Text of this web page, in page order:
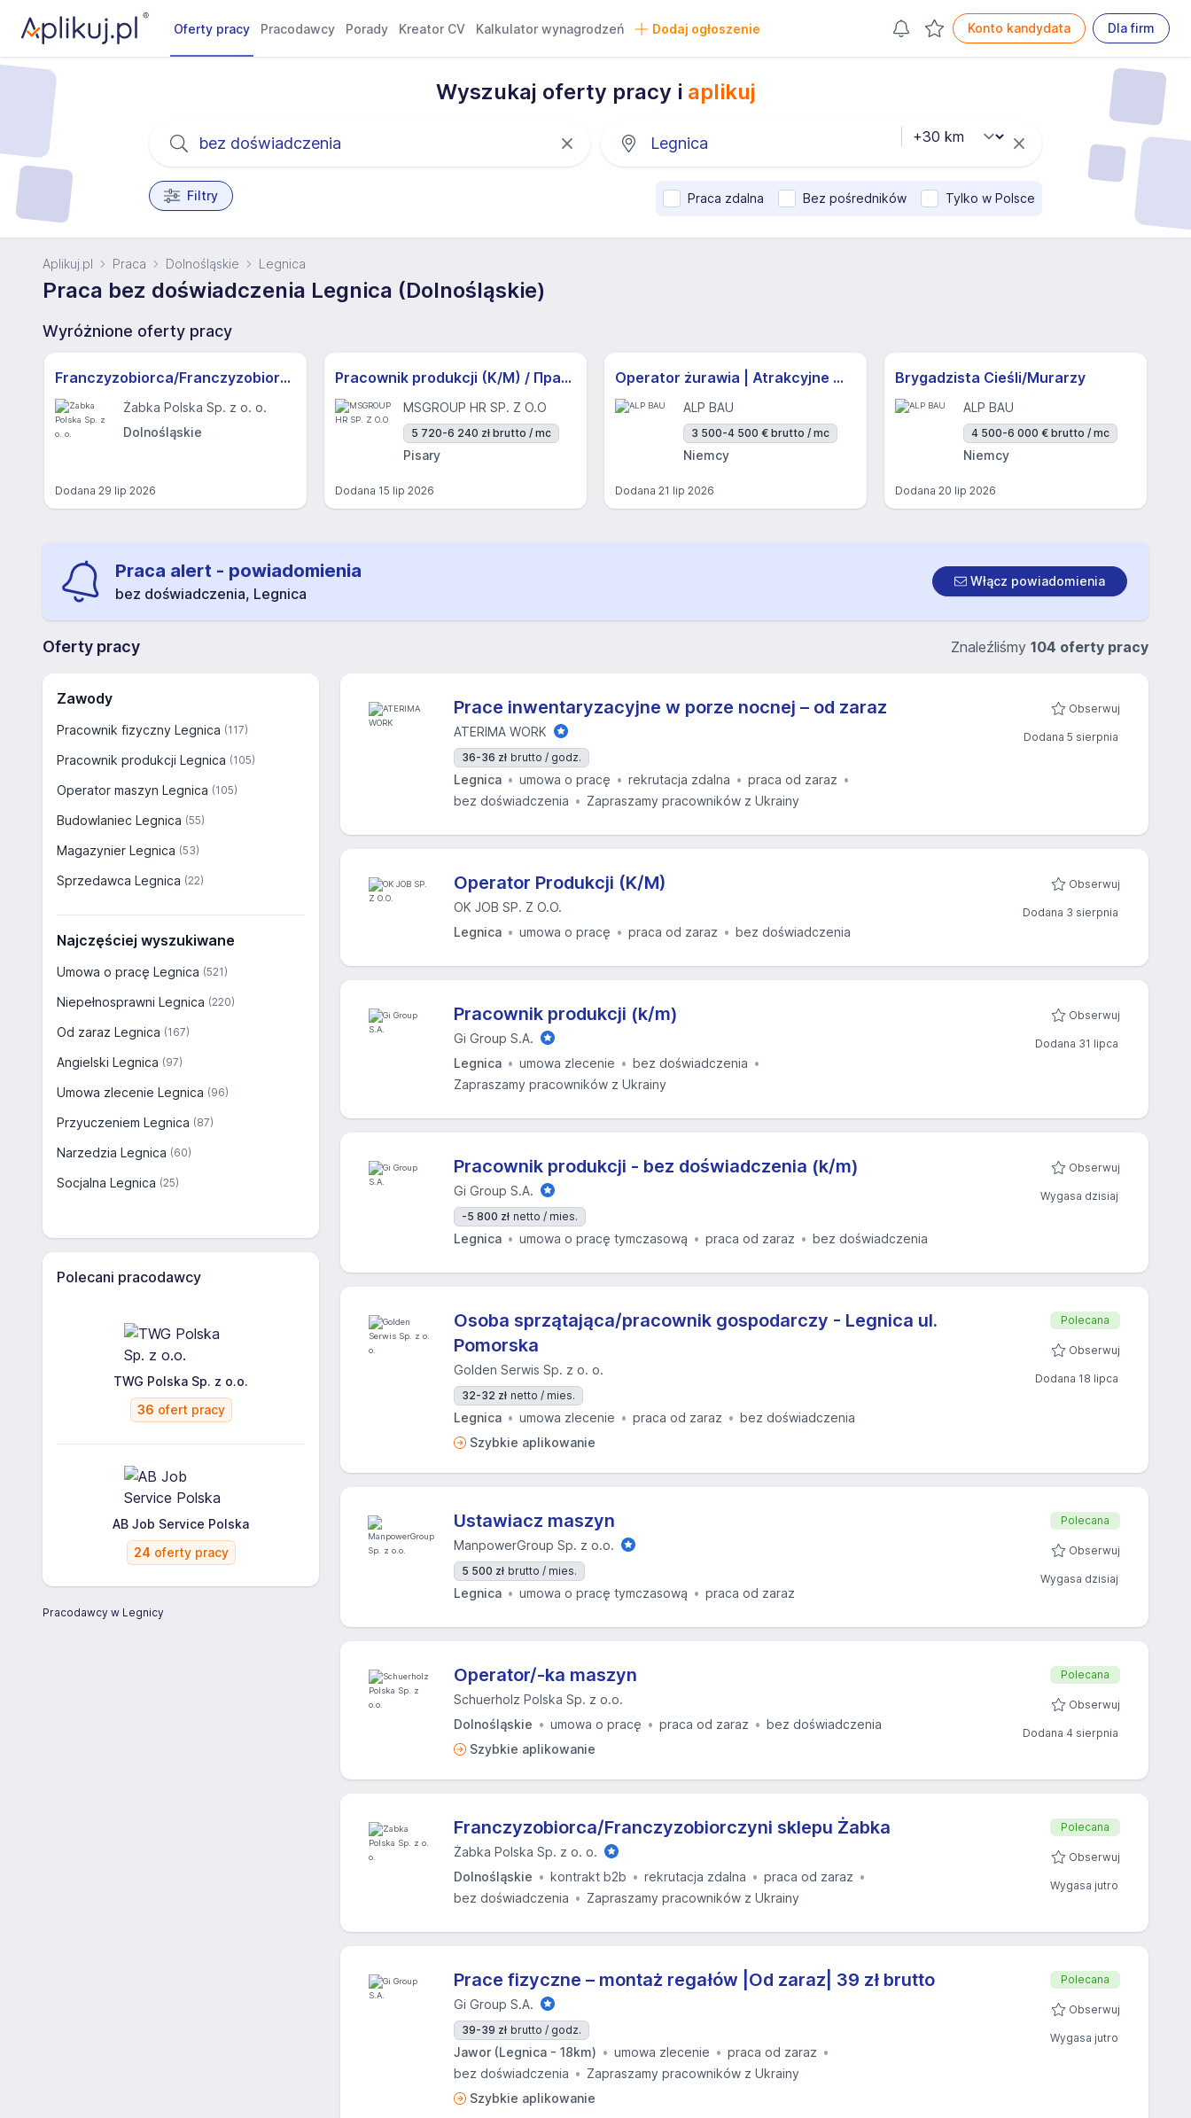
Oferty pracy Pracodawcy Porady Kreator CV Kalkulator wynagrodzeń Dodaj ogłoszenie Konto kandydata Dla firm
Wyszukaj oferty pracy i aplikuj
Filtry Praca zdalna Bez pośredników Tylko w Polsce
Aplikuj.pl Praca Dolnośląskie Legnica
Praca bez doświadczenia Legnica (Dolnośląskie)
Wyróżnione oferty pracy
Franczyzobiorca/Franczyzobiorczyni sklepu Żabka
Żabka Polska Sp. z o. o.
Dolnośląskie
Dodana 29 lip 2026
Pracownik produkcji (K/M) / Працівники продукції Huber-Suhner (K/M)
MSGROUP HR SP. Z O.O
5 720-6 240 zł brutto / mc
Pisary
Dodana 15 lip 2026
Operator żurawia | Atrakcyjne Warunki
ALP BAU
3 500-4 500 € brutto / mc
Niemcy
Dodana 21 lip 2026
Brygadzista Cieśli/Murarzy
ALP BAU
4 500-6 000 € brutto / mc
Niemcy
Dodana 20 lip 2026
Praca alert - powiadomienia
bez doświadczenia, Legnica
Włącz powiadomienia
Oferty pracy Znaleźliśmy 104 oferty pracy
Zawody
Pracownik fizyczny Legnica (117)
Pracownik produkcji Legnica (105)
Operator maszyn Legnica (105)
Budowlaniec Legnica (55)
Magazynier Legnica (53)
Sprzedawca Legnica (22)
Najczęściej wyszukiwane
Umowa o pracę Legnica (521)
Niepełnosprawni Legnica (220)
Od zaraz Legnica (167)
Angielski Legnica (97)
Umowa zlecenie Legnica (96)
Przyuczeniem Legnica (87)
Narzedzia Legnica (60)
Socjalna Legnica (25)
Polecani pracodawcy
TWG Polska Sp. z o.o.
36 ofert pracy
AB Job Service Polska
24 oferty pracy
Pracodawcy w Legnicy
Prace inwentaryzacyjne w porze nocnej – od zaraz
ATERIMA WORK
36-36 zł brutto / godz.
Legnica umowa o pracę rekrutacja zdalna
praca od zaraz
bez doświadczenia
Zapraszamy pracowników z Ukrainy
Obserwuj
Dodana 5 sierpnia
Operator Produkcji (K/M)
OK JOB SP. Z O.O.
Legnica
umowa o pracę praca od zaraz bez doświadczenia
Obserwuj
Dodana 3 sierpnia
Pracownik produkcji (k/m)
Gi Group S.A.
Legnica
umowa zlecenie
bez doświadczenia
Zapraszamy pracowników z Ukrainy
Obserwuj
Dodana 31 lipca
Pracownik produkcji - bez doświadczenia (k/m)
Gi Group S.A.
-5 800 zł netto / mies.
Legnica umowa o pracę tymczasową praca od zaraz bez doświadczenia
Obserwuj
Wygasa dzisiaj
Osoba sprzątająca/pracownik gospodarczy - Legnica ul.
Pomorska
Golden Serwis Sp. z o. o.
32-32 zł netto / mies.
Legnica umowa zlecenie praca od zaraz
bez doświadczenia
Szybkie aplikowanie
Polecana
Obserwuj
Dodana 18 lipca
Ustawiacz maszyn
ManpowerGroup Sp. z o.o.
5 500 zł brutto / mies.
Legnica umowa o pracę tymczasową praca od zaraz
Polecana
Obserwuj
Wygasa dzisiaj
Operator/-ka maszyn
Schuerholz Polska Sp. z o.o.
Dolnośląskie
umowa o pracę praca od zaraz
bez doświadczenia
Szybkie aplikowanie
Polecana
Obserwuj
Dodana 4 sierpnia
Franczyzobiorca/Franczyzobiorczyni sklepu Żabka
Żabka Polska Sp. z o. o.
Dolnośląskie
kontrakt b2b rekrutacja zdalna
praca od zaraz
bez doświadczenia
Zapraszamy pracowników z Ukrainy
Polecana
Obserwuj
Wygasa jutro
Prace fizyczne – montaż regałów |Od zaraz| 39 zł brutto
Gi Group S.A.
39-39 zł brutto / godz.
Jawor (Legnica - 18km) umowa zlecenie
praca od zaraz
bez doświadczenia
Zapraszamy pracowników z Ukrainy
Szybkie aplikowanie
Polecana
Obserwuj
Wygasa jutro